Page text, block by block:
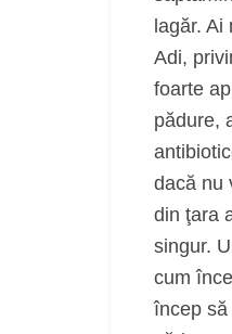
lagăr.
Adi,
foarte
pădure,
dacă nu
din ţara
singur.
cum
încep